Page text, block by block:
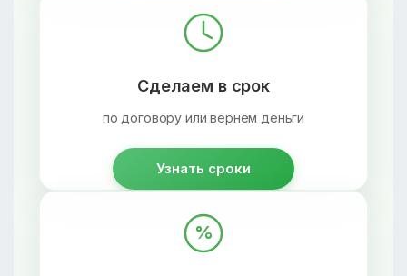
Сделаем в срок
по договору или вернём деньги
Узнать сроки
%